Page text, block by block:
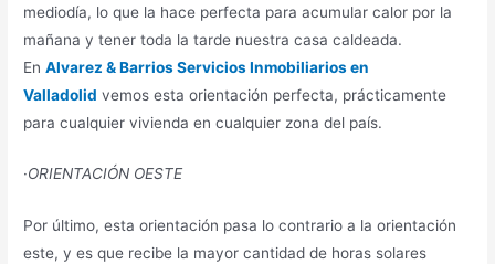
mediodía, lo que la hace perfecta para acumular calor por la
mañana y tener toda la tarde nuestra casa caldeada.
EnAlvarez & Barrios Servicios Inmobiliarios en
Valladolid vemos esta orientación perfecta, prácticamente
para cualquier vivienda en cualquier zona del país.
·ORIENTACIÓN OESTE
Por último, esta orientación pasa lo contrario a la orientación
este, y es que recibe la mayor cantidad de horas solares